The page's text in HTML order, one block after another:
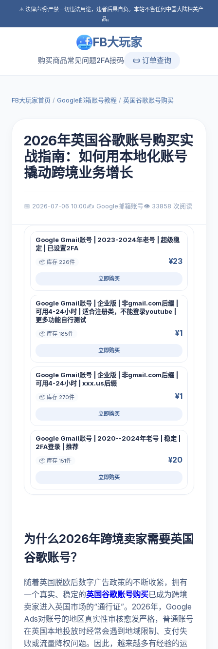
⚠️ 法律声明:严禁一切违法用途，违者后果自负。本站不售任何中国大陆相关产
品。
FB大玩家
购买商品常见问题2FA接码 📜 订单查询
FB大玩家首页 / Google邮箱账号教程 / 英国谷歌账号购买
2026年英国谷歌账号购买实
战指南：如何用本地化账号
撬动跨境业务增长
📅 2026-07-06 10:00✍️ Google邮箱账号👁️ 33858 次阅读
Google Gmail账号 | 2023-2024年老号 | 超级稳
定 | 已设置2FA
📦 库存 226件 ¥23
立即购买
Google Gmail账号 | 企业版 | 非gmail.com后缀 |
可用4-24小时 | 适合注册类，不能登录youtube |
更多功能自行测试
📦 库存 185件 ¥1
立即购买
Google Gmail账号 | 企业版 | 非gmail.com后缀 |
可用4-24小时 | xxx.us后缀
📦 库存 270件 ¥1
立即购买
Google Gmail账号 | 2020--2024年老号 | 稳定 |
2FA登录 | 推荐
📦 库存 151件 ¥20
立即购买
为什么2026年跨境卖家需要英国
谷歌账号？
随着英国脱欧后数字广告政策的不断收紧，拥有
一个真实、稳定的英国谷歌账号购买已成为跨境
卖家进入英国市场的“通行证”。2026年，Google
Ads对账号的地区真实性审核愈发严格，普通账号
在英国本地投放时经常会遇到地域限制、支付失
败或流量降权问题。因此，越来越多有经验的运